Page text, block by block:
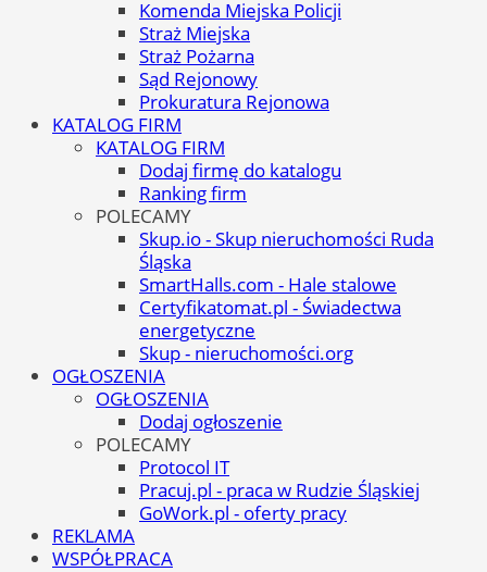
Komenda Miejska Policji
Straż Miejska
Straż Pożarna
Sąd Rejonowy
Prokuratura Rejonowa
KATALOG FIRM
KATALOG FIRM
Dodaj firmę do katalogu
Ranking firm
POLECAMY
Skup.io - Skup nieruchomości Ruda
Śląska
SmartHalls.com - Hale stalowe
Certyfikatomat.pl - Świadectwa
energetyczne
Skup - nieruchomości.org
OGŁOSZENIA
OGŁOSZENIA
Dodaj ogłoszenie
POLECAMY
Protocol IT
Pracuj.pl - praca w Rudzie Śląskiej
GoWork.pl - oferty pracy
REKLAMA
WSPÓŁPRACA